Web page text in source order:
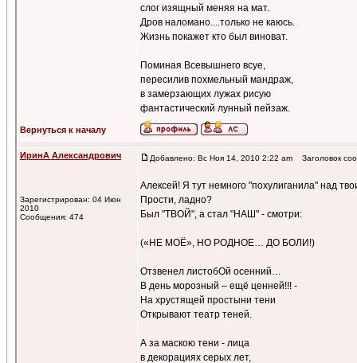
слог изящный меняя на мат.
Дров наломано....только не каюсь.
Жизнь покажет кто был виноват.
Поминая Всевышнего всуе,
пересилив похмельный мандраж,
в замерзающих лужах рисую
фантастический лунный пейзаж.
Вернуться к началу
ИринА Александрович
Зарегистрирован: 04 Июн
2010
Сообщения: 474
Добавлено: Вс Ноя 14, 2010 2:22 am Заголовок
Алексей! Я тут немного "похулиганила" над
Прости, ладно?
Был "ТВОЙ", а стал "НАШ" - смотри:
(«НЕ МОЁ», НО РОДНОЕ… ДО БОЛИ!)
Отзвенел листобОй осенний…
В день морозный – ещё ценней!!! -
На хрустящей простыни тени
Открывают театр теней.
А за маскою тени - лица
в декорациях серых лет,